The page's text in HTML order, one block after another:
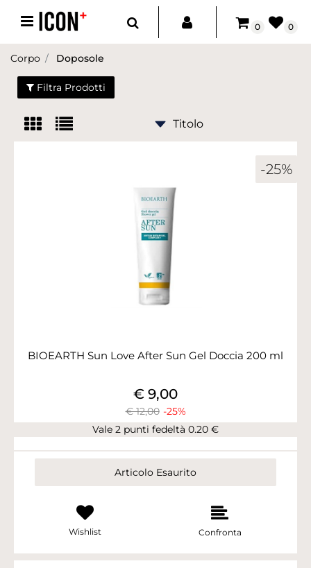
Open menu
0 0
Corpo Doposole
Filtra Prodotti
-25%
BIOEARTH Sun Love After Sun Gel Doccia 200 ml
€ 12,00 -25%
€ 9,00
Vale 2 punti fedeltà 0.20 €
Articolo Esaurito
Wishlist Confronta